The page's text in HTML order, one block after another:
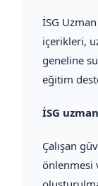
İSG
içerikleri,
geneline
eğitim
İSG
Çalışan
önlenmesi